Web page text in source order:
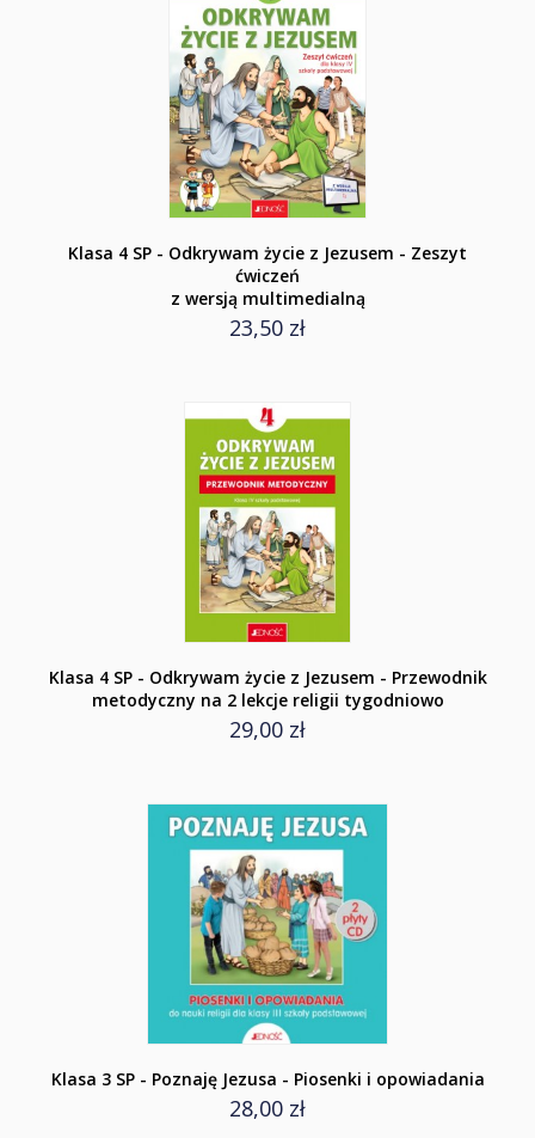
Klasa 4 SP - Odkrywam życie z Jezusem - Zeszyt
ćwiczeń
z wersją multimedialną
23,50 zł
Klasa 4 SP - Odkrywam życie z Jezusem - Przewodnik
metodyczny na 2 lekcje religii tygodniowo
29,00 zł
Klasa 3 SP - Poznaję Jezusa - Piosenki i opowiadania
28,00 zł